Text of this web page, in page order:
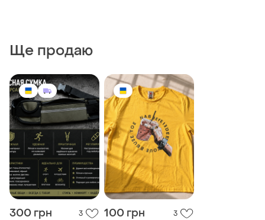
Ще продаю
300 грн 3 100 грн 3